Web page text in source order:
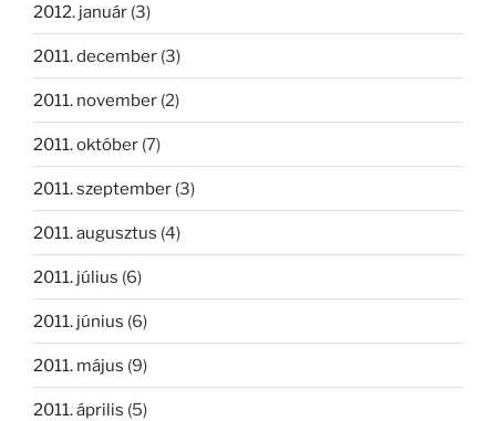
2012. január (3)
2011. december (3)
2011. november (2)
2011. október (7)
2011. szeptember (3)
2011. augusztus (4)
2011. július (6)
2011. június (6)
2011. május (9)
2011. április (5)